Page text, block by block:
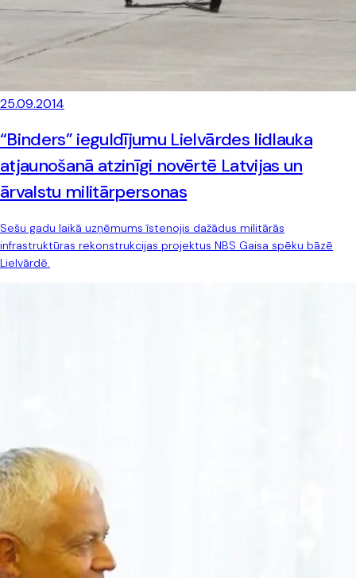
25.09.2014
“Binders” ieguldījumu Lielvārdes lidlauka
atjaunošanā atzinīgi novērtē Latvijas un
ārvalstu militārpersonas
Sešu gadu laikā uzņēmums īstenojis dažādus militārās
infrastruktūras rekonstrukcijas projektus NBS Gaisa spēku bāzē
Lielvārdē.